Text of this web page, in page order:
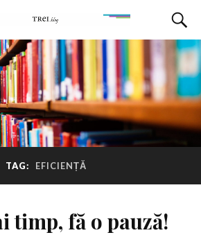
TAG: EFICIENȚĂ
timp, fă o pauză!